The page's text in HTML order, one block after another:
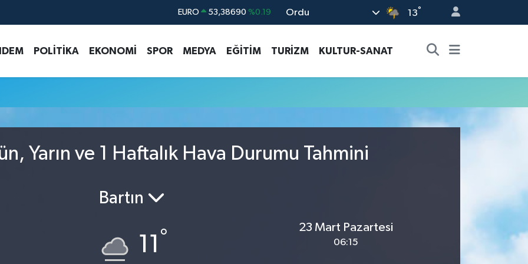
EURO 53,38690 %0.19
G.ALTIN 6862,09000 %0.19
BİST100 14.598,00 %0
Ordu 13°
POLİTİKA EKONOMİ SPOR MEDYA EĞİTİM TURİZM KULTUR-SANAT
Yarın ve 1 Haftalık Hava Durumu Tahmini
Bartın
11 °
23 Mart Pazartesi
06:15